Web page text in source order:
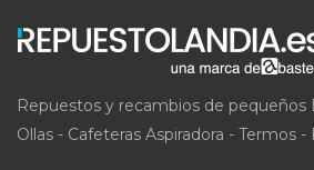
Repuestos y recambios de
Ollas - Cafeteras Aspiradora - Termos